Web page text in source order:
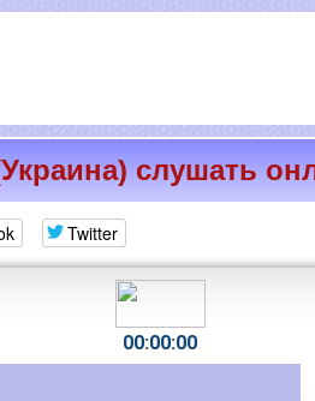
слушать
Twitter
00:00:00